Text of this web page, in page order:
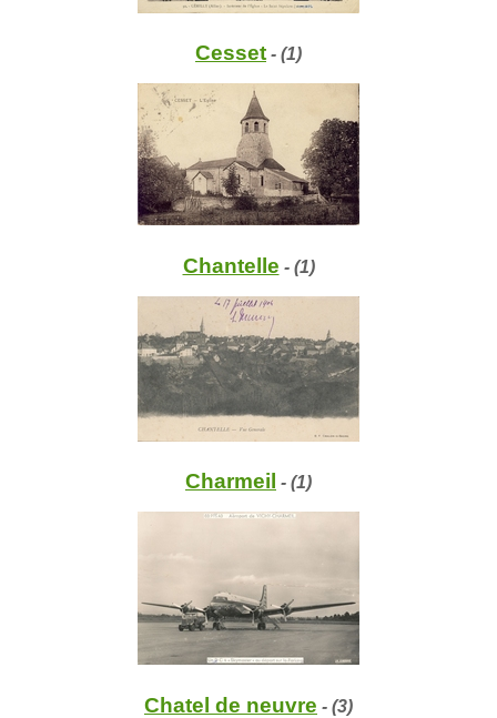
Cesset - (1)
Chantelle - (1)
Charmeil - (1)
Chatel de neuvre - (3)